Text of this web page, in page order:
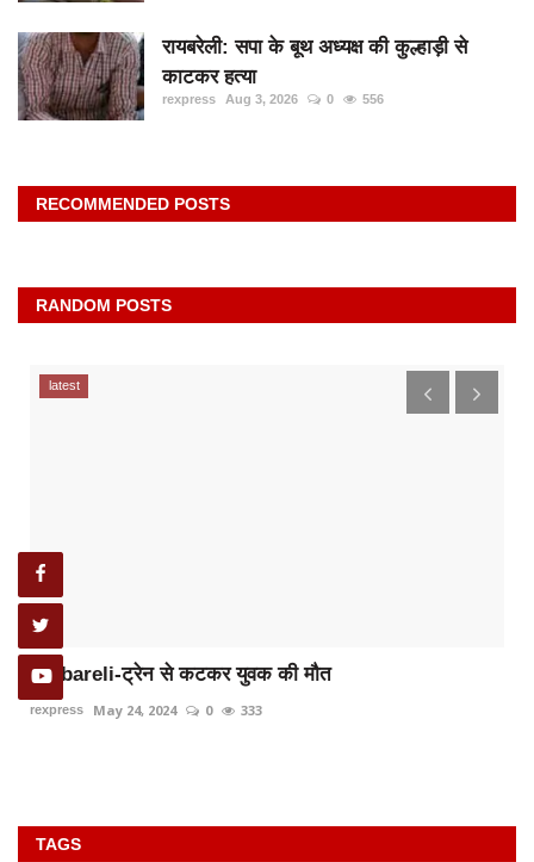
रायबरेली: सपा के बूथ अध्यक्ष की कुल्हाड़ी से
काटकर हत्या
rexpress Aug 3, 2026 0 556
RECOMMENDED POSTS
RANDOM POSTS
latest
Raibareli-ट्रेन से कटकर युवक की मौत
rexpress May 24, 2024 0 333
TAGS